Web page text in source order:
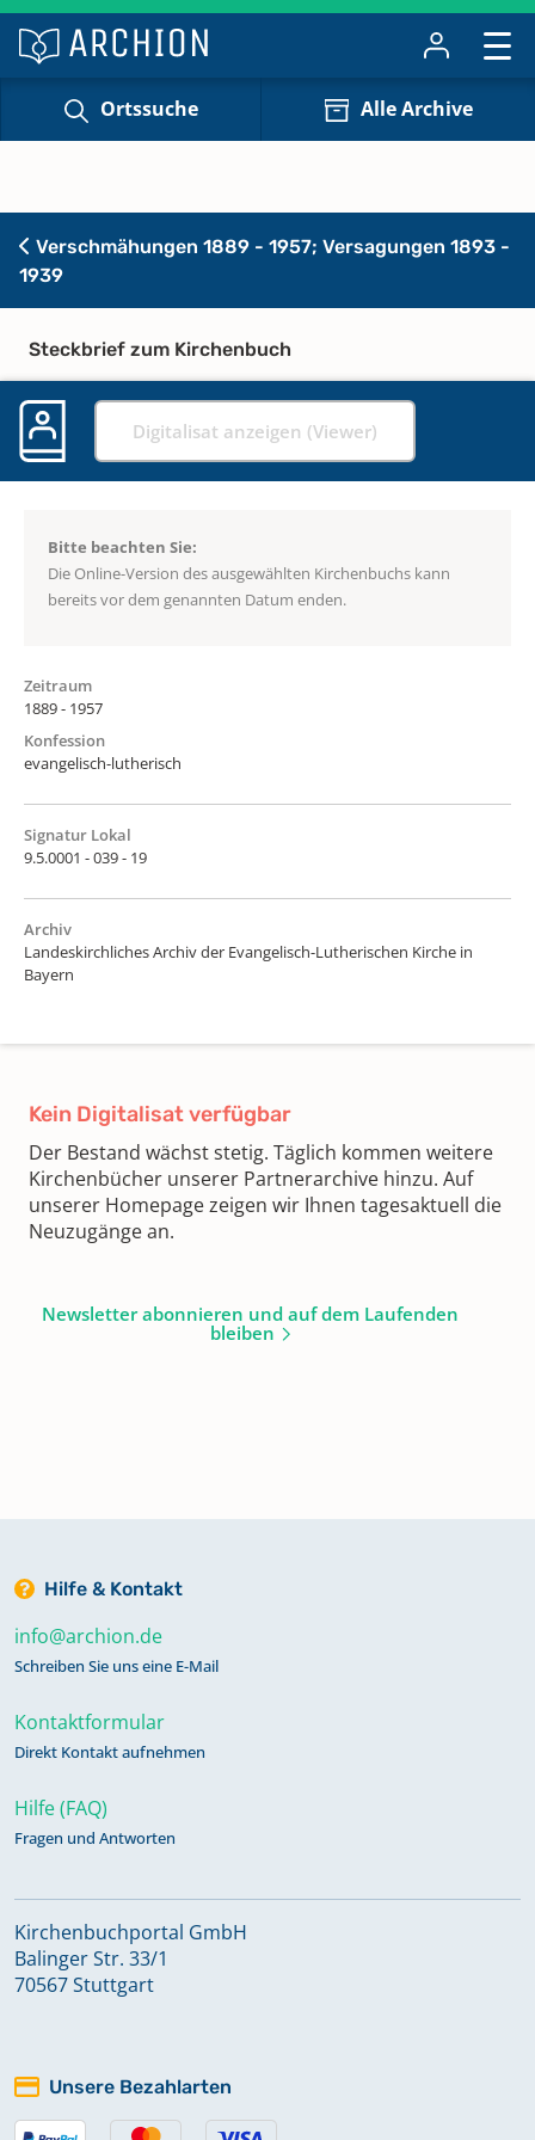
Ortssuche Alle Archive
Verschmähungen 1889 - 1957; Versagungen 1893 -
1939
Steckbrief zum Kirchenbuch
Digitalisat anzeigen (Viewer)
Bitte beachten Sie:
Die Online-Version des ausgewählten Kirchenbuchs kann
bereits vor dem genannten Datum enden.
Zeitraum
1889 - 1957
Konfession
evangelisch-lutherisch
Signatur Lokal
9.5.0001 - 039 - 19
Archiv
Landeskirchliches Archiv der Evangelisch-Lutherischen Kirche in
Bayern
Kein Digitalisat verfügbar
Der Bestand wächst stetig. Täglich kommen weitere
Kirchenbücher unserer Partnerarchive hinzu. Auf
unserer Homepage zeigen wir Ihnen tagesaktuell die
Neuzugänge an.
Newsletter abonnieren und auf dem Laufenden
bleiben
Hilfe & Kontakt
info@archion.de
Schreiben Sie uns eine E-Mail
Kontaktformular
Direkt Kontakt aufnehmen
Hilfe (FAQ)
Fragen und Antworten
Kirchenbuchportal GmbH
Balinger Str. 33/1
70567 Stuttgart
Unsere Bezahlarten